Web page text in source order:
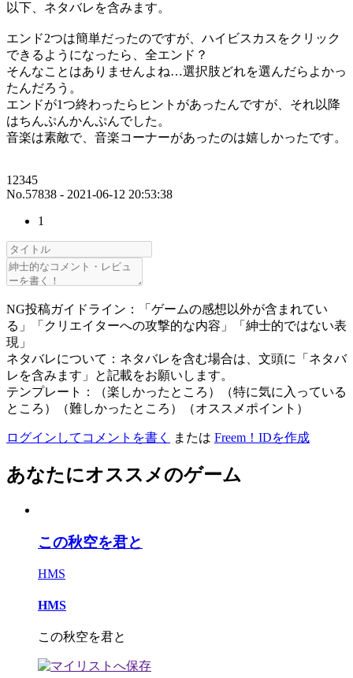
以下、ネタバレを含みます。
エンド2つは簡単だったのですが、ハイビスカスをクリック
できるようになったら、全エンド？
そんなことはありませんよね…選択肢どれを選んだらよかっ
たんだろう。
エンドが1つ終わったらヒントがあったんですが、それ以降
はちんぷんかんぷんでした。
音楽は素敵で、音楽コーナーがあったのは嬉しかったです。
12345
No.57838 - 2021-06-12 20:53:38
1
NG投稿ガイドライン：「ゲームの感想以外が含まれてい
る」「クリエイターへの攻撃的な内容」「紳士的ではない表
現」
ネタバレについて：ネタバレを含む場合は、文頭に「ネタバ
レを含みます」と記載をお願いします。
テンプレート：（楽しかったところ）（特に気に入っている
ところ）（難しかったところ）（オススメポイント）
ログインしてコメントを書く または Freem！IDを作成
あなたにオススメのゲーム
この秋空を君と
HMS
HMS
この秋空を君と